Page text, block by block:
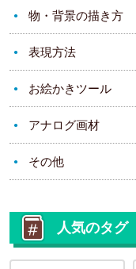
物・背景の描き方
表現方法
お絵かきツール
アナログ画材
その他
人気のタグ